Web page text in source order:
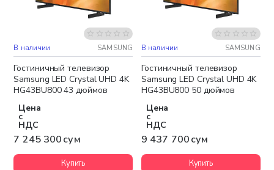
Бесплатная доставка
В наличии SAMSUNG
Гостиничный телевизор
Samsung LED Crystal UHD 4K
HG43BU800 43 дюймов
Цена
с
НДС
7 245 300 сум
Купить
Бесплатная доставка
В наличии SAMSUNG
Гостиничный телевизор
Samsung LED Crystal UHD 4K
HG43BU800 50 дюймов
Цена
с
НДС
9 437 700 сум
Купить